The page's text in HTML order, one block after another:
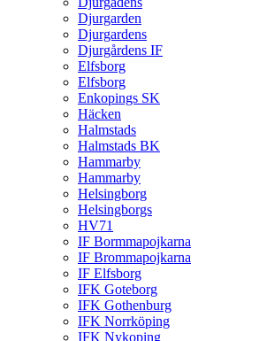
Djurgarden
Djurgardens
Djurgårdens IF
Elfsborg
Elfsborg
Enkopings SK
Häcken
Halmstads
Halmstads BK
Hammarby
Hammarby
Helsingborg
Helsingborgs
HV71
IF Bormmapojkarna
IF Brommapojkarna
IF Elfsborg
IFK Goteborg
IFK Gothenburg
IFK Norrköping
IFK Nykoping